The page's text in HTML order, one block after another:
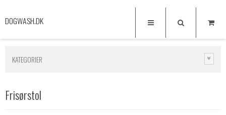
DOGWASH.DK
KATEGORIER
Frisørstol